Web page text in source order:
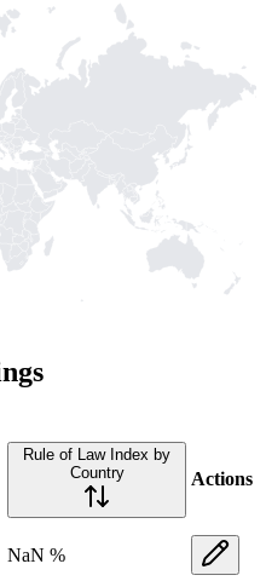
Rule of Law Index by
Country
Actions
NaN %